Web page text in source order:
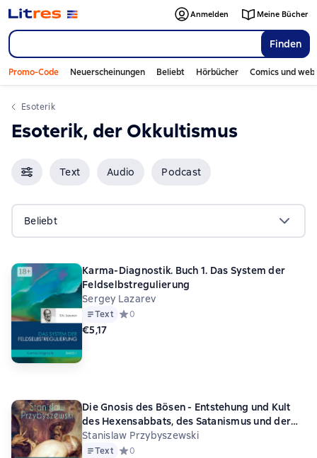
Finden
Anmelden Meine Bücher
Promo-Code Neuerscheinungen Beliebt Hörbücher Comics und
Esoterik
Esoterik, der Okkultismus
Text Audio Podcast
Beliebt
Karma-Diagnostik. Buch 1. Das System der
Feldselbstregulierung
Sergey Lazarev
Text Средний рейтинг 0 на основе 0 оценок
0
€5,17
Die Gnosis des Bösen - Entstehung und Kult
des Hexensabbats, des Satanismus und der
Schwarzen Messe
Stanislaw Przybyszewski
Text Средний рейтинг 0 на основе 0 оценок
0